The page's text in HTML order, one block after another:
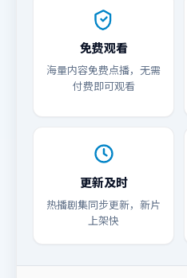
免费观看
海量内容免费点播，无需
付费即可观看
更新及时
热播剧集同步更新，新片
上架快